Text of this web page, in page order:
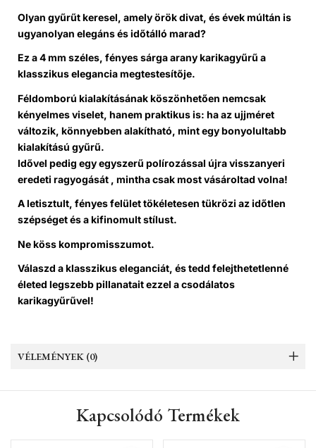
Olyan gyűrűt keresel, amely örök divat, és évek múltán is
ugyanolyan elegáns és időtálló marad?
Ez a 4 mm széles, fényes sárga arany karikagyűrű a
klasszikus elegancia megtestesítője.
Féldomború kialakításának köszönhetően nemcsak
kényelmes viselet, hanem praktikus is: ha az ujjméret
változik, könnyebben alakítható, mint egy bonyolultabb
kialakítású gyűrű.
Idővel pedig egy egyszerű polírozással újra visszanyeri
eredeti ragyogását , mintha csak most vásároltad volna!
A letisztult, fényes felület tökéletesen tükrözi az időtlen
szépséget és a kifinomult stílust.
Ne köss kompromisszumot.
Válaszd a klasszikus eleganciát, és tedd felejthetetlenné
életed legszebb pillanatait ezzel a csodálatos
karikagyűrűvel!
VÉLEMÉNYEK (0)
Kapcsolódó Termékek